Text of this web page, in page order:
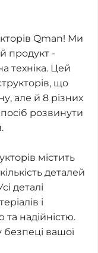
Qman! Ми
продукт -
техніка. Цей
що
але й 8 різних
розвинути
містить
деталей
деталі
і
та надійністю.
вашої